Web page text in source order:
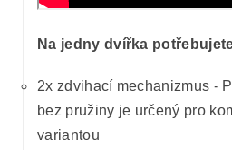
Na jedny dvířka
2x zdvihací mechanizmus -
bez pružiny je určený pro
variantou